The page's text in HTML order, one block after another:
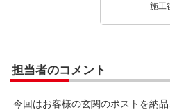
施工
担当者のコメント
今回はお客様の玄関のポストを納品